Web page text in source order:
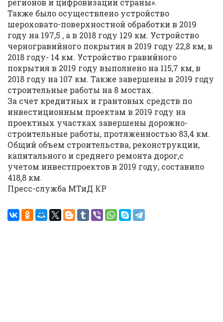
регионов и цифровизации страны».
Также было осуществлено устройство
шероховато-поверхностной обработки в 2019
году на 197,5 , а в 2018 году 129 км. Устройство
черногравийного покрытия в 2019 году 22,8 км, в
2018 году- 14 км. Устройство гравийного
покрытия в 2019 году выполнено на 115,7 км, в
2018 году на 107 км. Также завершены в 2019 году
строительные работы на 8 мостах.
За счет кредитных и грантовых средств по
инвестиционным проектам в 2019 году на
проектных участках завершены дорожно-
строительные работы, протяженностью 83,4 км.
Общий объем строительства, реконструкции,
капитального и среднего ремонта дорог,с
учетом инвестпроектов в 2019 году, составило
418,8 км.
Пресс-служба МТиД КР